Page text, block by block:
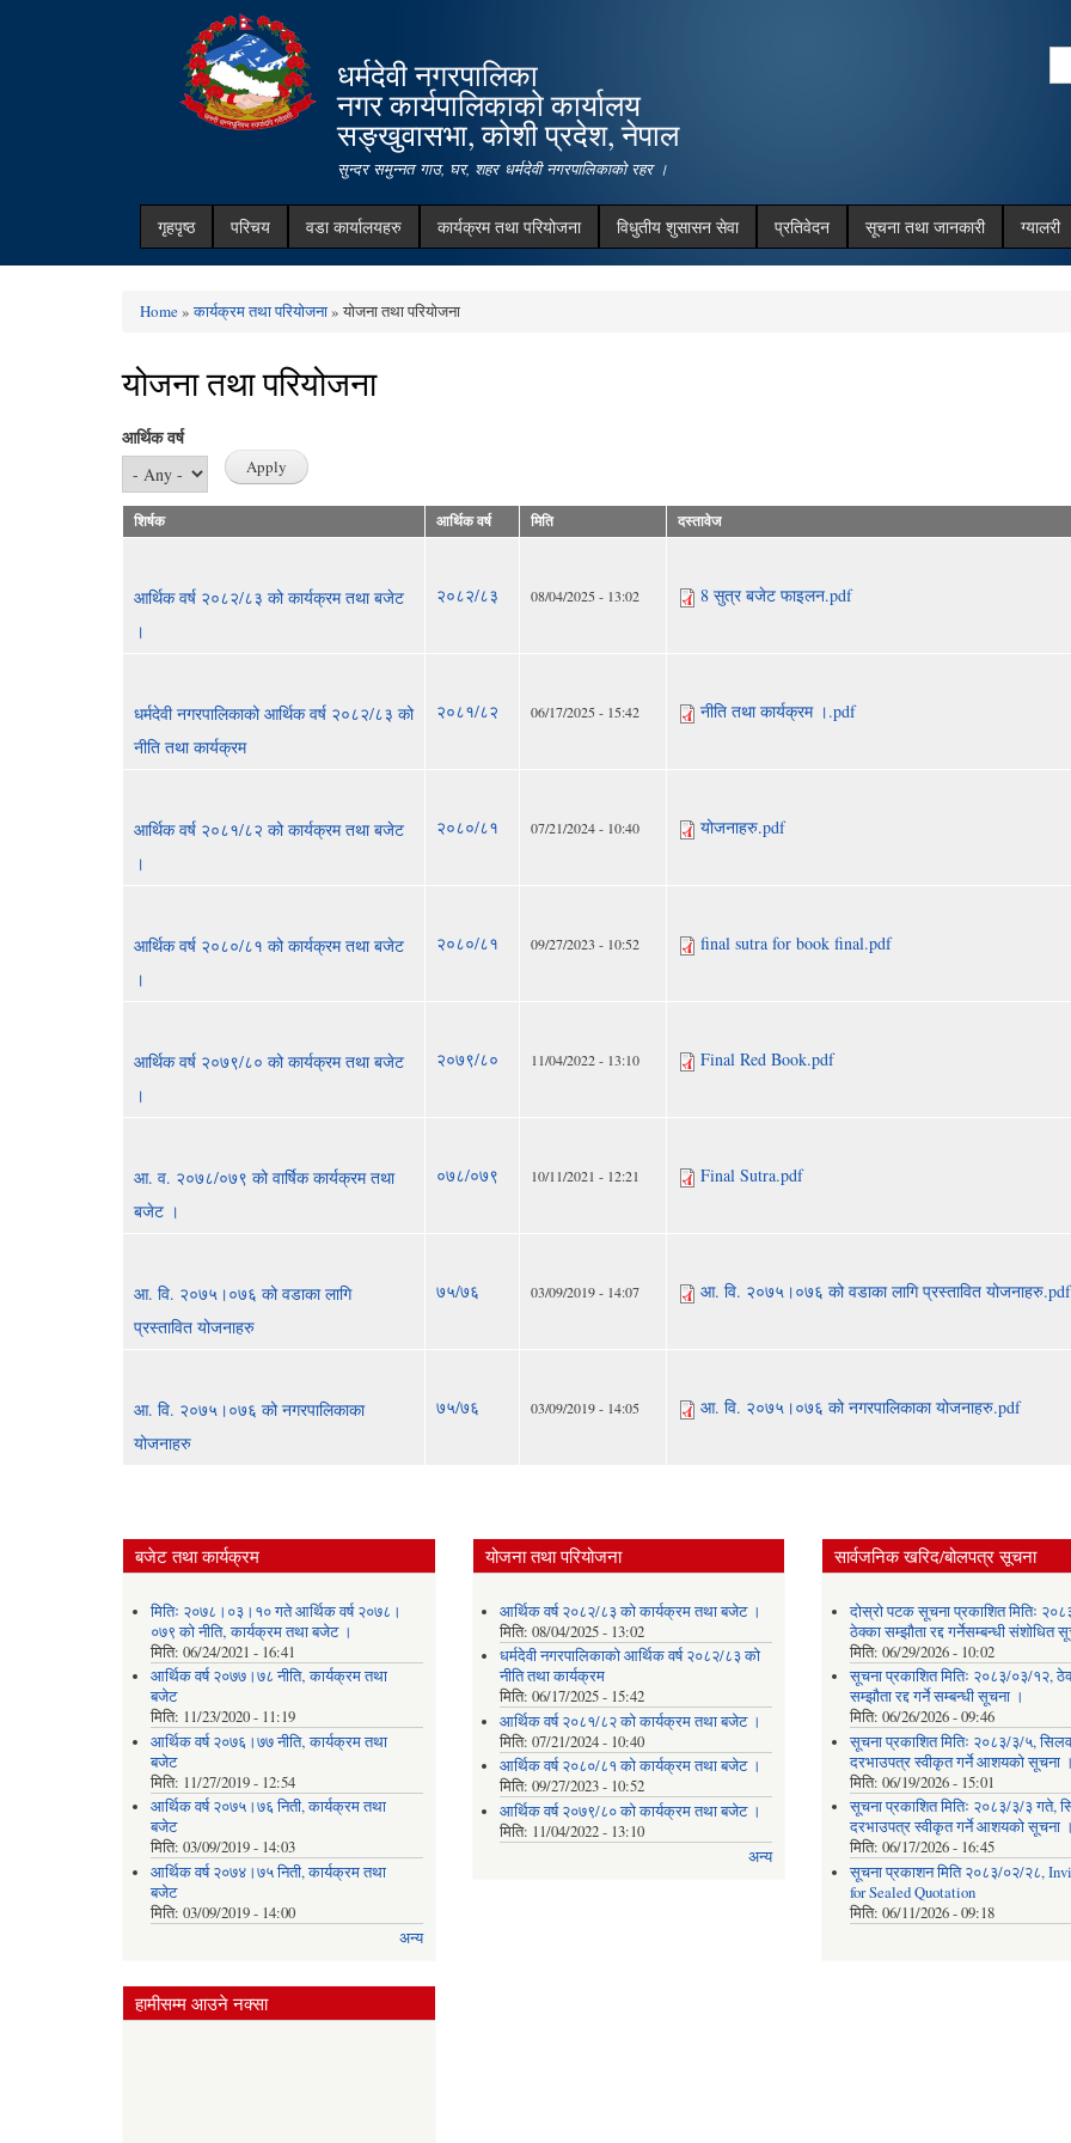
धर्मदेवी नगरपालिका
नगर कार्यपालिकाको कार्यालय
सङ्खुवासभा, कोशी प्रदेश, नेपाल
सुन्दर समुन्नत गाउ, घर, शहर धर्मदेवी नगरपालिकाको रहर ।
गृहपृष्ठ परिचय वडा कार्यालयहरु कार्यक्रम तथा परियोजना विधुतीय शुसासन सेवा प्रतिवेदन सूचना तथा जानकारी ग्यालरी
You are here
Home»कार्यक्रम तथा परियोजना» योजना तथा परियोजना
योजना तथा परियोजना
आर्थिक वर्ष
शिर्षक आर्थिक वर्ष मिति दस्तावेज
आर्थिक वर्ष २०८२/८३ को कार्यक्रम तथा बजेट
।
२०८२/८३ 08/04/2025 - 13:02 8 सुत्र बजेट फाइलन.pdf
धर्मदेवी नगरपालिकाको आर्थिक वर्ष २०८२/८३ को
नीति तथा कार्यक्रम
२०८१/८२ 06/17/2025 - 15:42 नीति तथा कार्यक्रम ।.pdf
आर्थिक वर्ष २०८१/८२ को कार्यक्रम तथा बजेट
।
२०८०/८१ 07/21/2024 - 10:40 योजनाहरु.pdf
आर्थिक वर्ष २०८०/८१ को कार्यक्रम तथा बजेट
।
२०८०/८१ 09/27/2023 - 10:52 final sutra for book final.pdf
आर्थिक वर्ष २०७९/८० को कार्यक्रम तथा बजेट
।
२०७९/८० 11/04/2022 - 13:10 Final Red Book.pdf
आ. व. २०७८/०७९ को वार्षिक कार्यक्रम तथा
बजेट ।
०७८/०७९ 10/11/2021 - 12:21 Final Sutra.pdf
आ. वि. २०७५।०७६ को वडाका लागि
प्रस्तावित योजनाहरु
७५/७६ 03/09/2019 - 14:07 आ. वि. २०७५।०७६ को वडाका लागि प्रस्तावित योजनाहरु.pdf
आ. वि. २०७५।०७६ को नगरपालिकाका
योजनाहरु
७५/७६ 03/09/2019 - 14:05 आ. वि. २०७५।०७६ को नगरपालिकाका योजनाहरु.pdf
बजेट तथा कार्यक्रम
मितिः २०७८।०३।१० गते आर्थिक वर्ष २०७८।
०७९ को नीति‚ कार्यक्रम तथा बजेट ।
मिति: 06/24/2021 - 16:41
आर्थिक वर्ष २०७७।७८ नीति‚ कार्यक्रम तथा
बजेट
मिति: 11/23/2020 - 11:19
आर्थिक वर्ष २०७६।७७ नीति‚ कार्यक्रम तथा
बजेट
मिति: 11/27/2019 - 12:54
आर्थिक वर्ष २०७५।७६ निती, कार्यक्रम तथा
बजेट
मिति: 03/09/2019 - 14:03
आर्थिक वर्ष २०७४।७५ निती, कार्यक्रम तथा
बजेट
मिति: 03/09/2019 - 14:00
अन्य
योजना तथा परियोजना
आर्थिक वर्ष २०८२/८३ को कार्यक्रम तथा बजेट ।
मिति:08/04/2025 - 13:02
धर्मदेवी नगरपालिकाको आर्थिक वर्ष २०८२/८३ को
नीति तथा कार्यक्रम
मिति:06/17/2025 - 15:42
आर्थिक वर्ष २०८१/८२ को कार्यक्रम तथा बजेट ।
मिति:07/21/2024 - 10:40
आर्थिक वर्ष २०८०/८१ को कार्यक्रम तथा बजेट ।
मिति:09/27/2023 - 10:52
आर्थिक वर्ष २०७९/८० को कार्यक्रम तथा बजेट ।
मिति: 11/04/2022 - 13:10
अन्य
सार्वजनिक खरिद/बोलपत्र सूचना
दोस्रो पटक सूचना प्रकाशित मितिः
ठेक्का सम्झौता रद्द गर्नेसम्बन्धी संशोधित
मिति: 06/29/2026 - 10:02
सूचना प्रकाशित मितिः २०८३/०३/१२,
सम्झौता रद्द गर्ने सम्बन्धी सूचना ।
मिति: 06/26/2026 - 09:46
सूचना प्रकाशित मितिः २०८३/३/५,
दरभाउपत्र स्वीकृत गर्ने आशयको सूचना ।
मिति: 06/19/2026 - 15:01
सूचना प्रकाशित मितिः २०८३/३/३ गते,
दरभाउपत्र स्वीकृत गर्ने आशयको सूचना ।
मिति: 06/17/2026 - 16:45
सूचना प्रकाशन मिति २०८३/०२/२८,
for Sealed Quotation
मिति: 06/11/2026 - 09:18
हामीसम्म आउने नक्सा